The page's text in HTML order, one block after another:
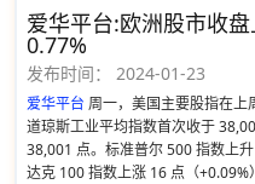
爱华平台 :欧洲股市收
0.77%
发布时间： 2024-01-23
爱华平台 周一，美国主要股指在上
道琼斯工业平均指数首次收于
38,001 点。标准普尔 500 指数上
达克 100 指数上涨 16 点（+0.09%